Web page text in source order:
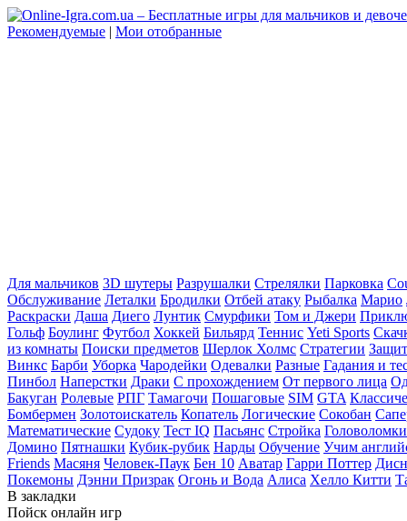
Рекомендуемые | Мои отобранные
Для мальчиков 3D шутеры Разрушалки Стрелялки Парковка
Обслуживание Леталки Бродилки Отбей атаку Рыбалка Марио
Раскраски Даша Диего Лунтик Смурфики Том и Джери
Гольф Боулинг Футбол Хоккей Бильярд Теннис Yeti Sports
из комнаты Поиски предметов Шерлок Холмс Стратегии
Винкс Барби Уборка Чародейки Одевалки Разные Гадания и
Пинбол Наперстки Драки С прохождением От первого лица
Бакуган Ролевые РПГ Тамагочи Пошаговые SIM GTA
Бомбермен Золотоискатель Копатель Логические Сокобан
Математические Судоку Тест IQ Пасьянс Стройка Головоломки
Домино Пятнашки Кубик-рубик Нарды Обучение Учим
Friends Масяня Человек-Паук Бен 10 Аватар Гарри Поттер
Покемоны Дэнни Призрак Огонь и Вода Алиса Хелло Китти
В закладки
Пойск онлайн игр